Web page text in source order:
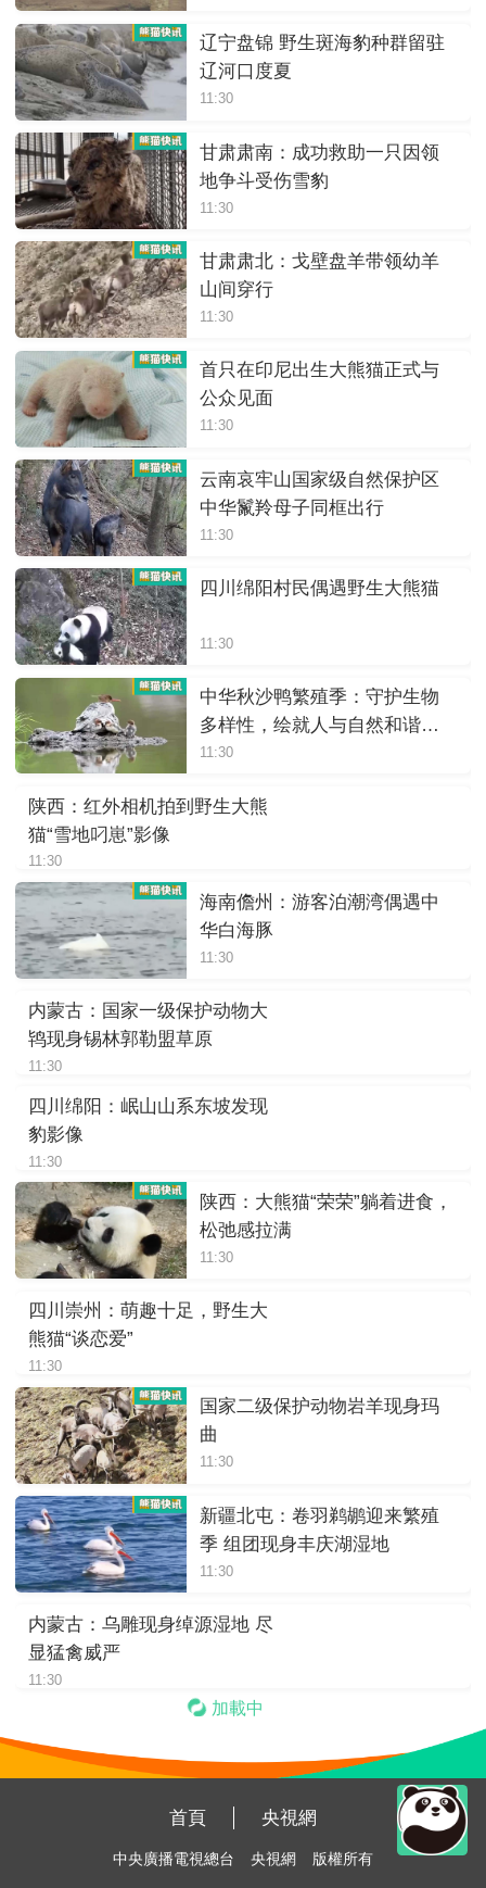
辽宁盘锦 野生斑海豹种群留驻
辽河口度夏
11:30
甘肃肃南：成功救助一只因领
地争斗受伤雪豹
11:30
甘肃肃北：戈壁盘羊带领幼羊
山间穿行
11:30
首只在印尼出生大熊猫正式与
公众见面
11:30
云南哀牢山国家级自然保护区
中华鬣羚母子同框出行
11:30
四川绵阳村民偶遇野生大熊猫
11:30
中华秋沙鸭繁殖季：守护生物
多样性，绘就人与自然和谐画
卷
11:30
陕西：红外相机拍到野生大熊
猫“雪地叼崽”影像
11:30
海南儋州：游客泊潮湾偶遇中
华白海豚
11:30
内蒙古：国家一级保护动物大
鸨现身锡林郭勒盟草原
11:30
四川绵阳：岷山山系东坡发现
豹影像
11:30
陕西：大熊猫“荣荣”躺着进食，
松弛感拉满
11:30
四川崇州：萌趣十足，野生大
熊猫“谈恋爱”
11:30
国家二级保护动物岩羊现身玛
曲
11:30
新疆北屯：卷羽鹈鹕迎来繁殖
季 组团现身丰庆湖湿地
11:30
内蒙古：乌雕现身绰源湿地 尽
显猛禽威严
11:30
加載中
首頁 央視網
中央廣播電視總台 央視網 版權所有